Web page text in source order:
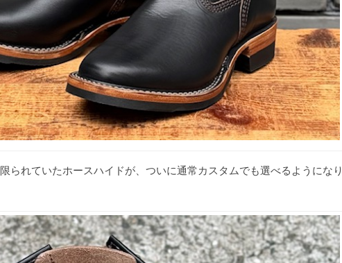
られていたホースハイドが、ついに通常カスタムでも選べるようになり